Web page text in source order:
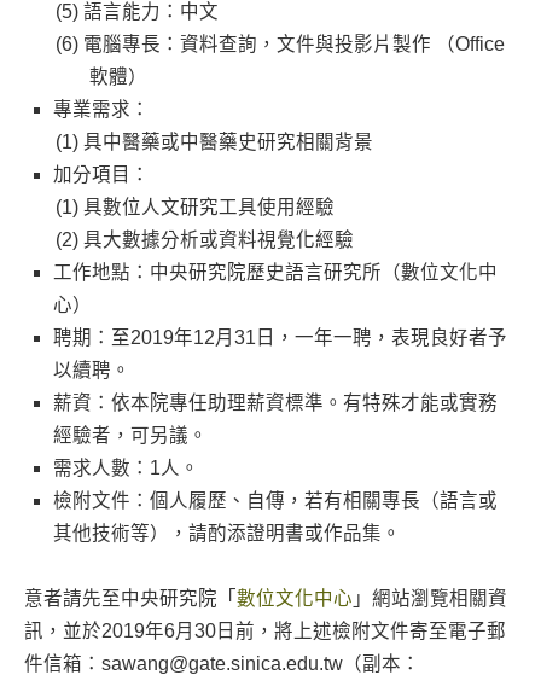
語言能力：中文
電腦專長：資料查詢，文件與投影片製作 （Office
軟體）
專業需求：
具中醫藥或中醫藥史研究相關背景
加分項目：
具數位人文研究工具使用經驗
具大數據分析或資料視覺化經驗
工作地點：中央研究院歷史語言研究所（數位文化中
心）
聘期：至2019年12月31日，一年一聘，表現良好者予
以續聘。
薪資：依本院專任助理薪資標準。有特殊才能或實務
經驗者，可另議。
需求人數：1人。
檢附文件：個人履歷、自傳，若有相關專長（語言或
其他技術等），請酌添證明書或作品集。
意者請先至中央研究院「 數位文化中心 」網站瀏覽相關資
訊，並於2019年6月30日前，將上述檢附文件寄至電子郵
件信箱：sawang@gate.sinica.edu.tw（副本：